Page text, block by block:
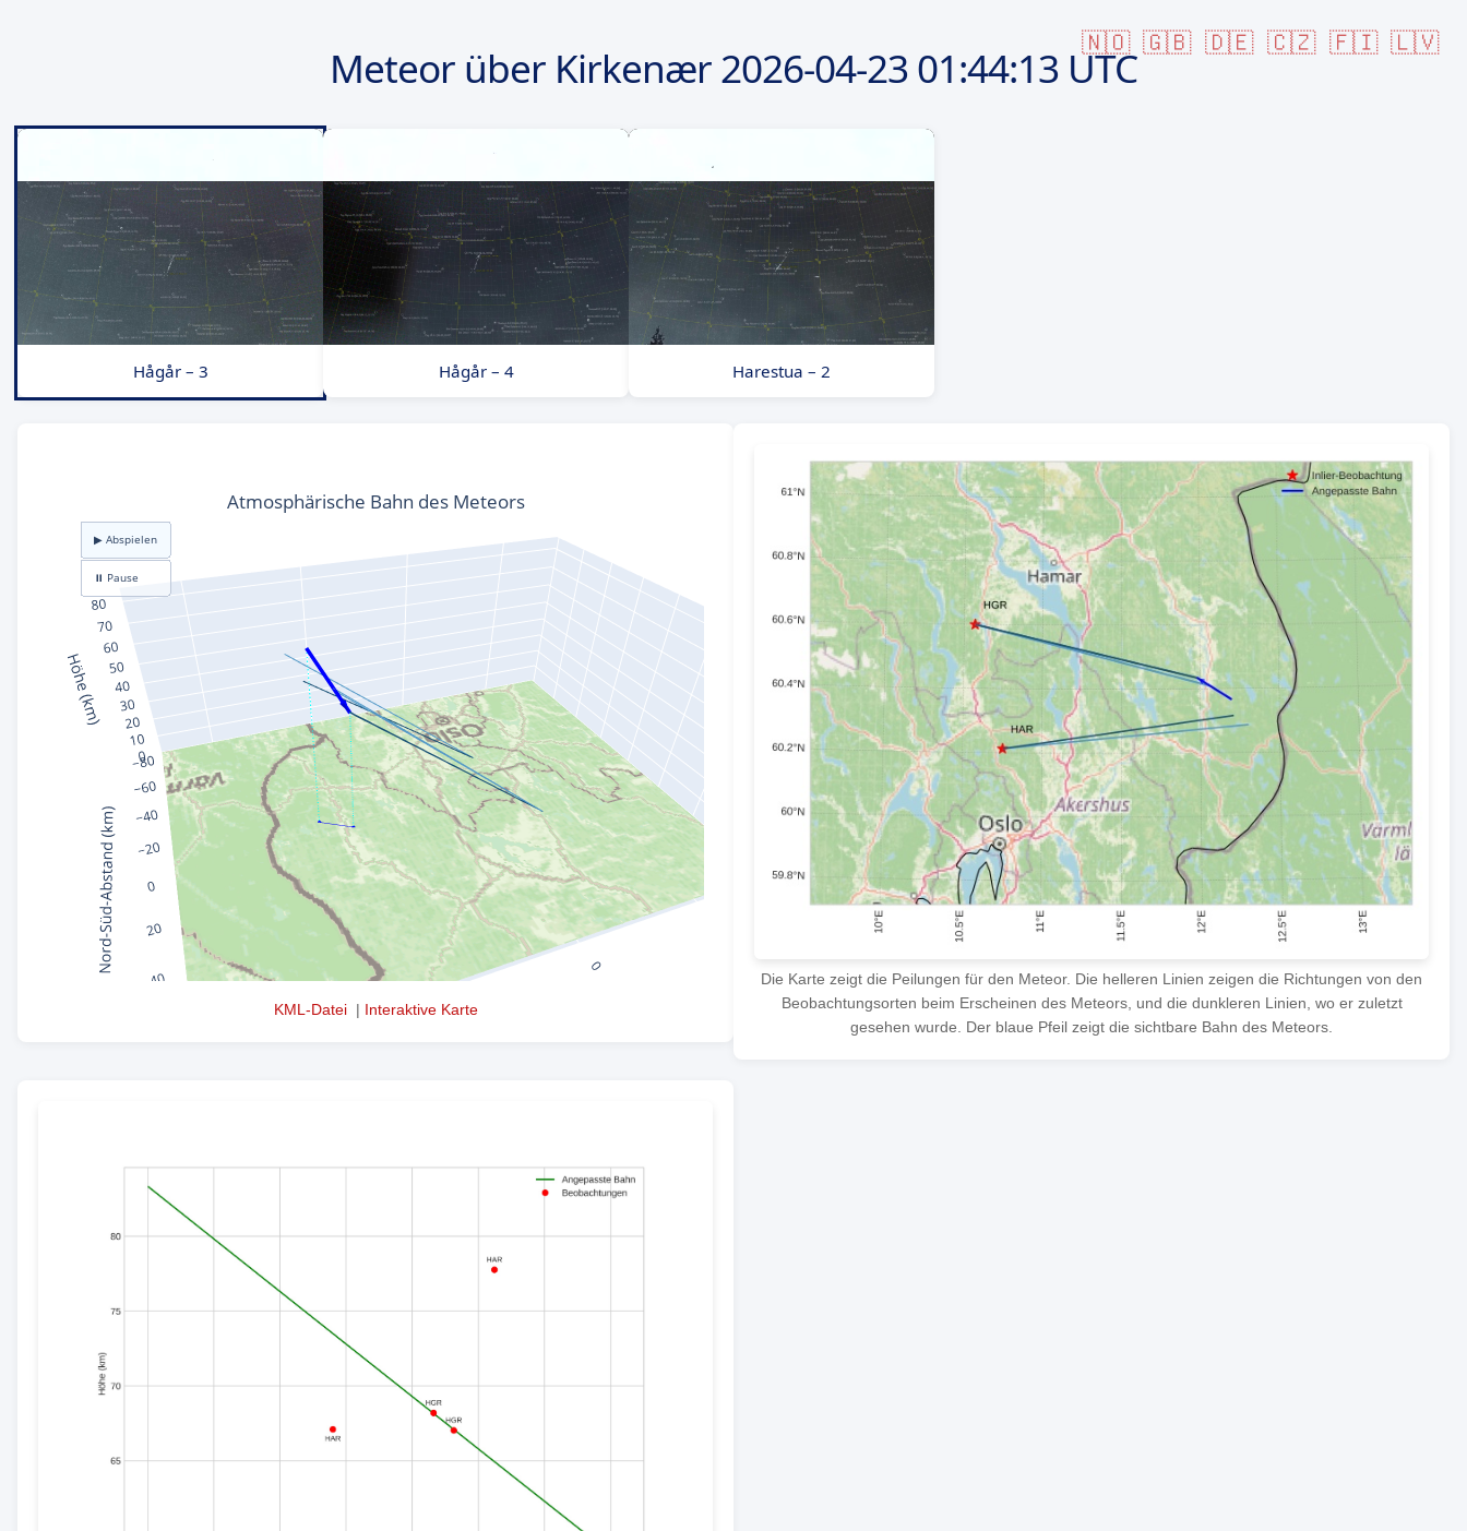
🇳🇴 🇬🇧 🇩🇪 🇨🇿 🇫🇮 🇱🇻
Meteor über Kirkenær2026-04-2301:44:13 UTC
Hågår – 3 Hågår – 4 Harestua – 2
KML-Datei| Interaktive Karte
Die Karte zeigt die Peilungen für den Meteor. Die helleren Linien zeigen die Richtungen von den
Beobachtungsorten beim Erscheinen des Meteors, und die dunkleren Linien, wo er zuletzt
gesehen wurde. Der blaue Pfeil zeigt die sichtbare Bahn des Meteors.